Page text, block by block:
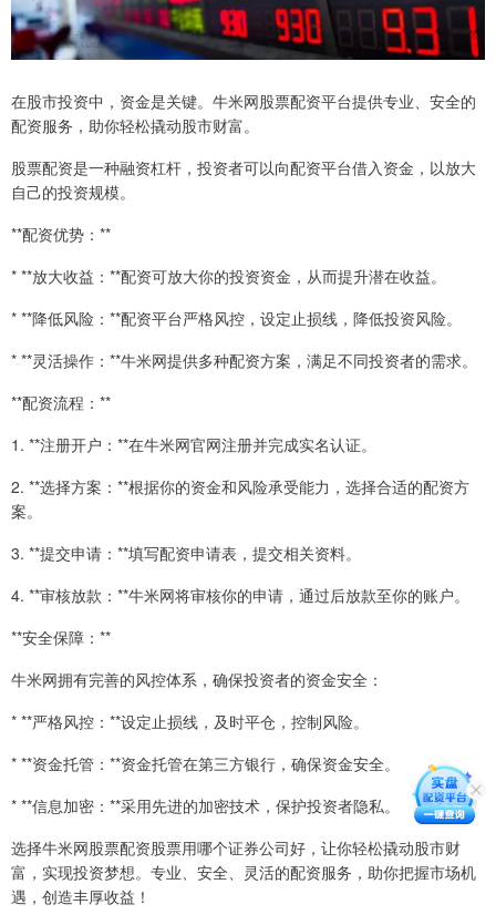
在股市投资中，资金是关键。牛米网股票配资平台提供专业、安全的
配资服务，助你轻松撬动股市财富。
股票配资是一种融资杠杆，投资者可以向配资平台借入资金，以放大
自己的投资规模。
**配资优势：**
* **放大收益：**配资可放大你的投资资金，从而提升潜在收益。
* **降低风险：**配资平台严格风控，设定止损线，降低投资风险。
* **灵活操作：**牛米网提供多种配资方案，满足不同投资者的需求。
**配资流程：**
1. **注册开户：**在牛米网官网注册并完成实名认证。
2. **选择方案：**根据你的资金和风险承受能力，选择合适的配资方
案。
3. **提交申请：**填写配资申请表，提交相关资料。
4. **审核放款：**牛米网将审核你的申请，通过后放款至你的账户。
**安全保障：**
牛米网拥有完善的风控体系，确保投资者的资金安全：
* **严格风控：**设定止损线，及时平仓，控制风险。
* **资金托管：**资金托管在第三方银行，确保资金安全。
* **信息加密：**采用先进的加密技术，保护投资者隐私。
选择牛米网股票配资股票用哪个证券公司好，让你轻松撬动股市财
富，实现投资梦想。专业、安全、灵活的配资服务，助你把握市场机
遇，创造丰厚收益！